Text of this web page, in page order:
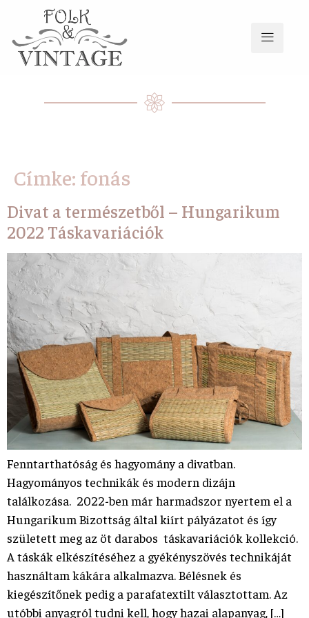
Címke: fonás
Divat a természetből – Hungarikum
2022 Táskavariációk
Fenntarthatóság és hagyomány a divatban.
Hagyományos technikák és modern dizájn
találkozása. 2022-ben már harmadszor nyertem el a
Hungarikum Bizottság által kiírt pályázatot és így
született meg az öt darabos táskavariációk kollekció.
A táskák elkészítéséhez a gyékényszövés technikáját
használtam kákára alkalmazva. Bélésnek és
kiegészítőnek pedig a parafatextilt választottam. Az
utóbbi anyagról tudni kell, hogy hazai alapanyag, […]